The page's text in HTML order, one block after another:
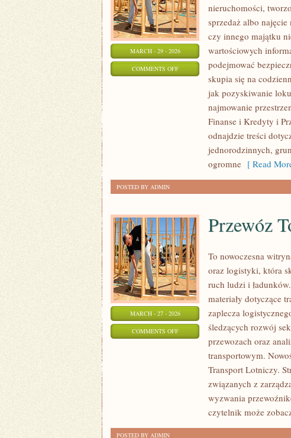
MARCH - 29 - 2026
COMMENTS OFFON
FORMALNOŚCI
nieruchomości,
sprzedaż albo
czy innego majątku
wartościowych
podejmować
skupia się na
jak pozyskiwanie
najmowanie
Finanse i Kredyty i
odnajdzie treści
jednorodzinnych,
ogromne [ Read
POSTED BY ADMIN
MARCH - 27 - 2026
COMMENTS OFFON
Przewóz
To nowoczesna
oraz logistyki, która
ruch ludzi i
materiały dotyczące
zaplecza
śledzących rozwój
przewozach oraz
transportowym.
Transport Lotniczy.
związanych z
wyzwania
czytelnik może
POSTED BY ADMIN